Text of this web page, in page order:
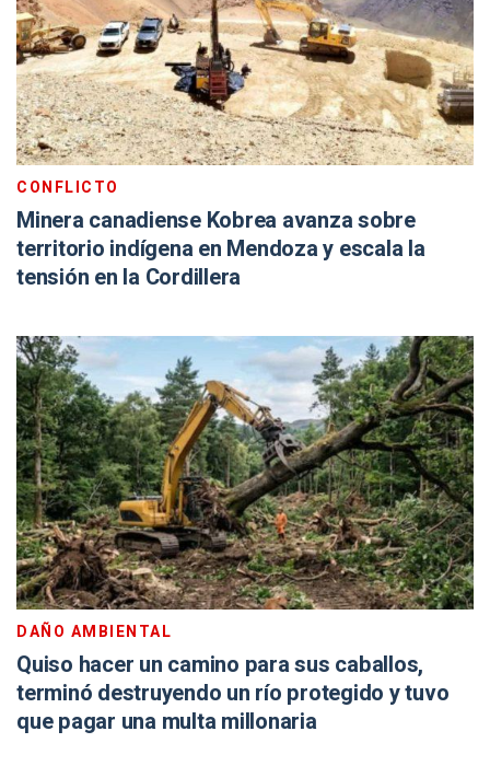
CONFLICTO
Minera canadiense Kobrea avanza sobre
territorio indígena en Mendoza y escala la
tensión en la Cordillera
DAÑO AMBIENTAL
Quiso hacer un camino para sus caballos,
terminó destruyendo un río protegido y tuvo
que pagar una multa millonaria